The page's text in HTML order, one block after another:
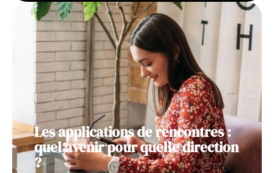
Les applications de rencontres :
quel avenir pour quelle direction
?